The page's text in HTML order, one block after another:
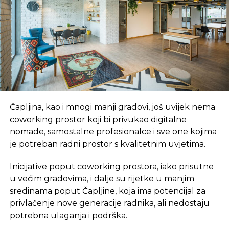
vozili po Lenjingradu /danas Sankt Peterburgu/“.
Roldugin je bio i kum na krštenju prve Putinove
kćeri Maše, što je još jedan, navodni, „dokaz“ za
optužbe da je „čuvar novca“.
Po završetku Lenjingradskog konzervatorija
Roldugin je putovao na gostovanja u Japan. „Imao
sam više novca od Vovke /Putina/. S tih putovanja
sam mu donosio suvenire i razne majice“, napisao je
Roldugin.
pominjao kao Putinov prijatelj. U medijima je on
najčešće figurirao kao solista i dirigent „Marijinskog
teatra“, muzički menadžer i pokrovitelj umjetnosti.
On je imao manjinske dionice u banci „Rosija“, koja
Čapljina, kao i mnogi manji gradovi, još uvijek nema
coworking prostor koji bi privukao digitalne
nomade, samostalne profesionalce i sve one kojima
je potreban radni prostor s kvalitetnim uvjetima.
Inicijative poput coworking prostora, iako prisutne
u većim gradovima, i dalje su rijetke u manjim
sredinama poput Čapljine, koja ima potencijal za
privlačenje nove generacije radnika, ali nedostaju
potrebna ulaganja i podrška.